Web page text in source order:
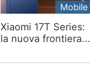
Mobile
Xiaomi 17T Series:
la nuova frontiera...